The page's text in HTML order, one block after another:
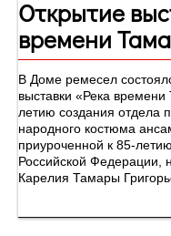
Открытие
времени
В Доме ремесел
выставки «Река
летию создания отдела
народного костюма
приуроченной к 85-
Российской Федерации,
Карелия Тамары